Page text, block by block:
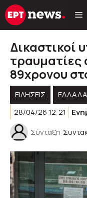
Μετάβαση
σε
Δικαστικοί
τραυματίες
89χρονου
ΕΙΔΗΣΕΙΣ
ΕΛΛΑΔΑ
28/04/26 12:21
Σύνταξη